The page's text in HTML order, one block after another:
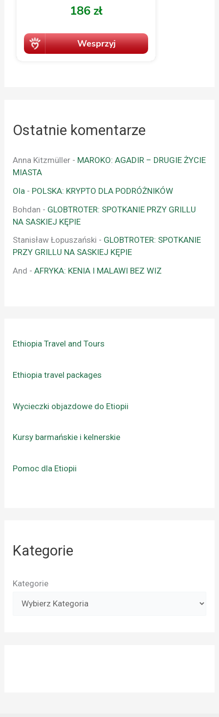
Ostatnie komentarze
Anna Kitzmüller - MAROKO: AGADIR – DRUGIE ŻYCIE
MIASTA
Ola - POLSKA: KRYPTO DLA PODRÓŻNIKÓW
Bohdan - GLOBTROTER: SPOTKANIE PRZY GRILLU
NA SASKIEJ KĘPIE
Stanisław Łopuszański - GLOBTROTER: SPOTKANIE
PRZY GRILLU NA SASKIEJ KĘPIE
And -AFRYKA: KENIA I MALAWI BEZ WIZ
Ethiopia Travel and Tours
Ethiopia travel packages
Wycieczki objazdowe do Etiopii
Kursy barmańskie i kelnerskie
Pomoc dla Etiopii
Kategorie
Kategorie